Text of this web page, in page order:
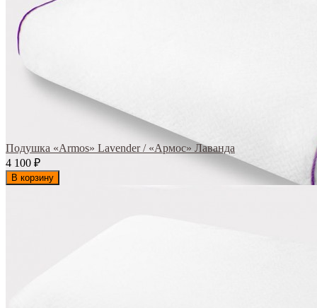
Подушка «Armos» Lavender / «Армос» Лаванда
4 100 ₽
В корзину